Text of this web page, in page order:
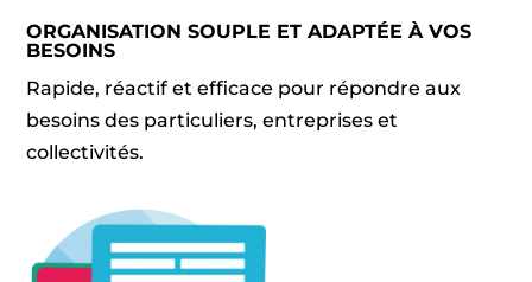
ORGANISATION SOUPLE ET ADAPTÉE À VOS
BESOINS
Rapide, réactif et efficace pour répondre aux
besoins des particuliers, entreprises et
collectivités.